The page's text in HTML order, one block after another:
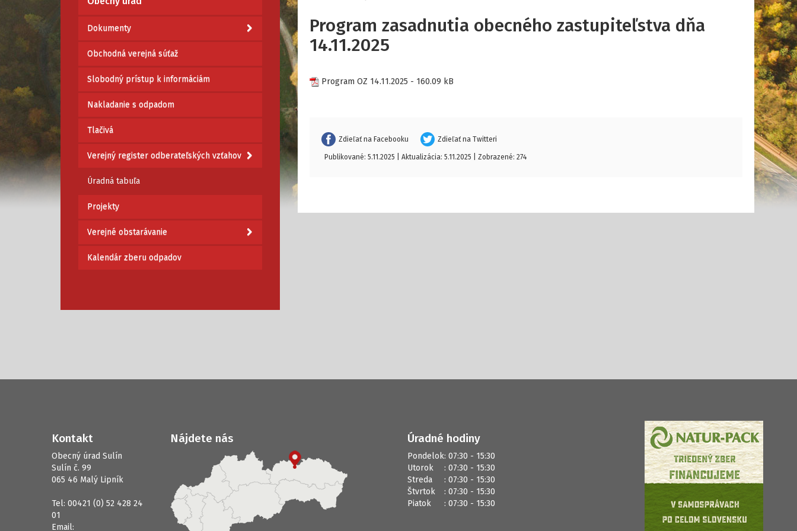
Dokumenty
Obchodná verejná súťaž
Slobodný prístup k informáciám
Nakladanie s odpadom
Tlačivá
Verejný register odberateľských vzťahov
Úradná tabuľa
Projekty
Verejné obstarávanie
Kalendár zberu odpadov
Program zasadnutia obecného zastupiteľstva dňa
14.11.2025
Program OZ 14.11.2025 - 160.09 kB
Zdieľať na Facebooku Zdieľať na Twitteri
Publikované: 5.11.2025 | Aktualizácia: 5.11.2025 | Zobrazené: 274
Kontakt
Obecný úrad Sulín
Sulín č. 99
065 46 Malý Lipník
Tel: 00421 (0) 52 428 24
01
Email:
Nájdete nás Úradné hodiny
Pondelok
Utorok
Streda
Štvrtok
Piatok
: 07:30 - 15:30
: 07:30 - 15:30
: 07:30 - 15:30
: 07:30 - 15:30
: 07:30 - 15:30